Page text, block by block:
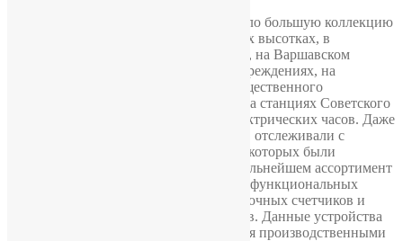
В 40-60 года предприятие изготавливало большую коллекцию
часов, устанавливаемых на Московских высотках, в
Государственном Кремлёвском Дворце, на Варшавском
Дворце, а так же в образовательных учреждениях, на
фабриках, в метро и прочих местах общественного
пользования. Часы, устанавливаемые на станциях Советского
метро были выпущены на фабрике электрических часов. Даже
первый отечественный спутник Земли, отслеживали с
помощью различных устройств, среди которых были
устройства, выпущенные на ЭЧЛ. В дальнейшем ассортимент
предприятия расширился за счет многофункциональных
устройств хронометрических систем, точных счетчиков и
регистраторов временных промежутков. Данные устройства
применяются для навигации и контроля производственными